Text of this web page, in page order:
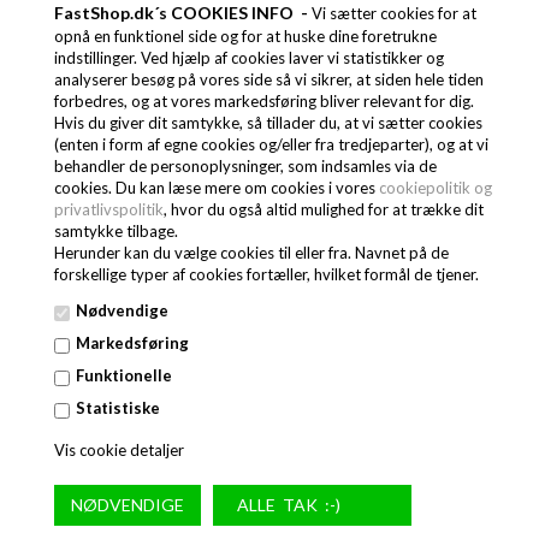
FastShop.dk´s COOKIES INFO - Vi sætter cookies for at
opnå en funktionel side og for at huske dine foretrukne
indstillinger. Ved hjælp af cookies laver vi statistikker og
analyserer besøg på vores side så vi sikrer, at siden hele tiden
forbedres, og at vores markedsføring bliver relevant for dig.
Hvis du giver dit samtykke, så tillader du, at vi sætter cookies
(enten i form af egne cookies og/eller fra tredjeparter), og at vi
behandler de personoplysninger, som indsamles via de
cookies. Du kan læse mere om cookies i vores cookiepolitik og
privatlivspolitik, hvor du også altid mulighed for at trække dit
samtykke tilbage.
Herunder kan du vælge cookies til eller fra. Navnet på de
forskellige typer af cookies fortæller, hvilket formål de tjener.
Nødvendige
Markedsføring
Funktionelle
Statistiske
Vis cookie detaljer
GENVEJE
GALLERI
REFERENCER
VILKÅR
FAQ ALT OM STORKØKKEN